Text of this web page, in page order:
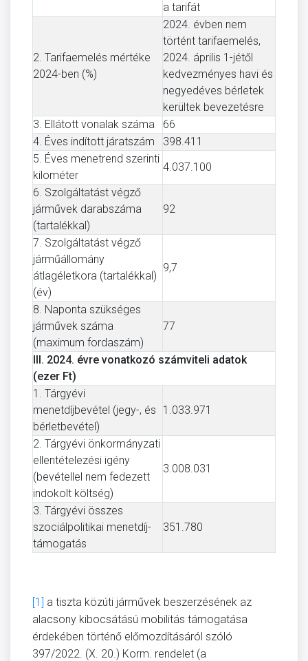
a tarifát
2. Tarifaemelés mértéke
2024-ben (%)
2024. évben nem
történt tarifaemelés,
2024. április 1-jétől
kedvezményes havi és
negyedéves bérletek
kerültek bevezetésre
3. Ellátott vonalak száma
66
4. Éves indított járatszám
398.411
5. Éves menetrend szerinti
kilométer
4.037.100
6. Szolgáltatást végző
járművek darabszáma
(tartalékkal)
92
7. Szolgáltatást végző
járműállomány
átlagéletkora (tartalékkal)
(év)
9,7
8. Naponta szükséges
járművek száma
(maximum fordaszám)
77
III. 2024. évre vonatkozó számviteli adatok
(ezer Ft)
1. Tárgyévi
menetdíjbevétel (jegy-, és
bérletbevétel)
1.033.971
2. Tárgyévi önkormányzati
ellentételezési igény
(bevétellel nem fedezett
indokolt költség)
3.008.031
3. Tárgyévi összes
szociálpolitikai menetdíj-
támogatás
351.780
[1] a tiszta közúti járművek beszerzésének az
alacsony kibocsátású mobilitás támogatása
érdekében történő előmozdításáról szóló
397/2022. (X. 20.) Korm. rendelet (a